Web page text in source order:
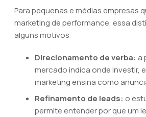
Para pequenas e médias empresas
marketing de performance, essa
alguns motivos:
Direcionamento de verba: a
mercado indica onde investir,
marketing ensina como
Refinamento de leads: o
permite entender por que um